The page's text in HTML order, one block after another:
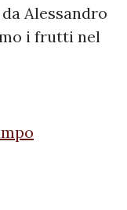
Alessandro
i frutti nel